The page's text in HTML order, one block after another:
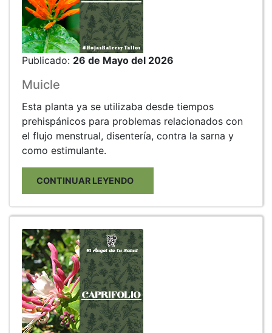
Publicado: 26 de Mayo del 2026
Muicle
Esta planta ya se utilizaba desde tiempos
prehispánicos para problemas relacionados con
el flujo menstrual, disentería, contra la sarna y
como estimulante.
CONTINUAR LEYENDO